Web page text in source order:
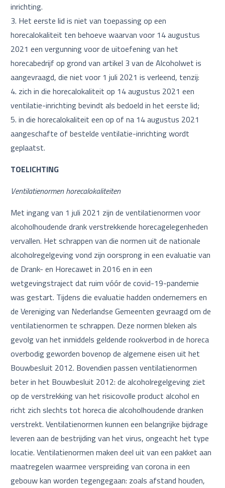
inrichting.
Het eerste lid is niet van toepassing op een
horecalokaliteit ten behoeve waarvan voor 14 augustus
2021 een vergunning voor de uitoefening van het
horecabedrijf op grond van artikel 3 van de Alcoholwet is
aangevraagd, die niet voor 1 juli 2021 is verleend, tenzij:
zich in die horecalokaliteit op 14 augustus 2021 een
ventilatie-inrichting bevindt als bedoeld in het eerste lid;
in die horecalokaliteit een op of na 14 augustus 2021
aangeschafte of bestelde ventilatie-inrichting wordt
geplaatst.
TOELICHTING
Ventilatienormen horecalokaliteiten
Met ingang van 1 juli 2021 zijn de ventilatienormen voor
alcoholhoudende drank verstrekkende horecagelegenheden
vervallen. Het schrappen van die normen uit de nationale
alcoholregelgeving vond zijn oorsprong in een evaluatie van
de Drank- en Horecawet in 2016 en in een
wetgevingstraject dat ruim vóór de covid-19-pandemie
was gestart. Tijdens die evaluatie hadden ondernemers en
de Vereniging van Nederlandse Gemeenten gevraagd om de
ventilatienormen te schrappen. Deze normen bleken als
gevolg van het inmiddels geldende rookverbod in de horeca
overbodig geworden bovenop de algemene eisen uit het
Bouwbesluit 2012. Bovendien passen ventilatienormen
beter in het Bouwbesluit 2012: de alcoholregelgeving ziet
op de verstrekking van het risicovolle product alcohol en
richt zich slechts tot horeca die alcoholhoudende dranken
verstrekt. Ventilatienormen kunnen een belangrijke bijdrage
leveren aan de bestrijding van het virus, ongeacht het type
locatie. Ventilatienormen maken deel uit van een pakket aan
maatregelen waarmee verspreiding van corona in een
gebouw kan worden tegengegaan: zoals afstand houden,